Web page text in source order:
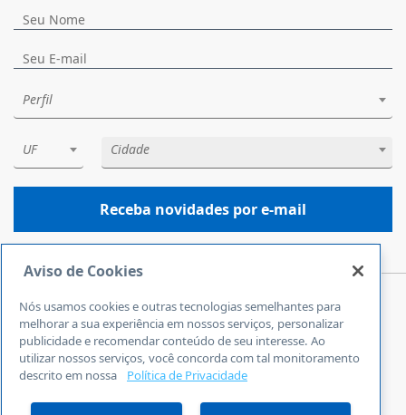
Central de Atendimento
0800 570 0800
24 horas por dia
Fale Conosco
Perfil
UF Cidade
Receba novidades por e-mail
Aviso de Cookies
Nós usamos cookies e outras tecnologias semelhantes para
melhorar a sua experiência em nossos serviços, personalizar
publicidade e recomendar conteúdo de seu interesse. Ao
utilizar nossos serviços, você concorda com tal monitoramento
descrito em nossa
Política de Privacidade